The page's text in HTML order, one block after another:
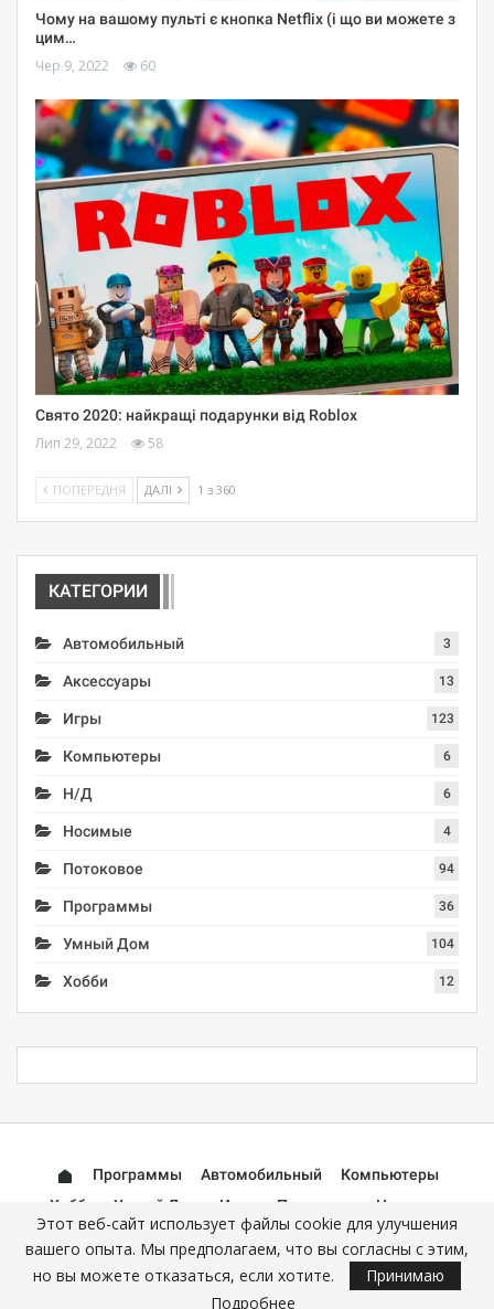
Чому на вашому пульті є кнопка Netflix (і що ви можете з
цим…
Чер 9, 2022 60
Свято 2020: найкращі подарунки від Roblox
Лип 29, 2022 58
ПОПЕРЕДНЯ ДАЛІ 1 з 360
КАТЕГОРИИ
Автомобильный 3
Аксессуары 13
Игры 123
Компьютеры 6
Н/Д 6
Носимые 4
Потоковое 94
Программы 36
Умный Дом 104
Хобби 12
Программы Автомобильный
Компьютеры
Хобби
Умный Дом Игры Потоковое
Носимые
Аксессуары
Этот веб-сайт использует файлы cookie для улучшения
вашего опыта. Мы предполагаем, что вы согласны с этим,
но вы можете отказаться, если хотите.
Принимаю
Подробнее